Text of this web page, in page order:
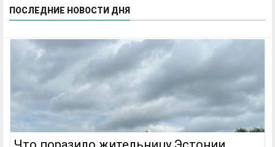
ПОСЛЕДНИЕ НОВОСТИ ДНЯ